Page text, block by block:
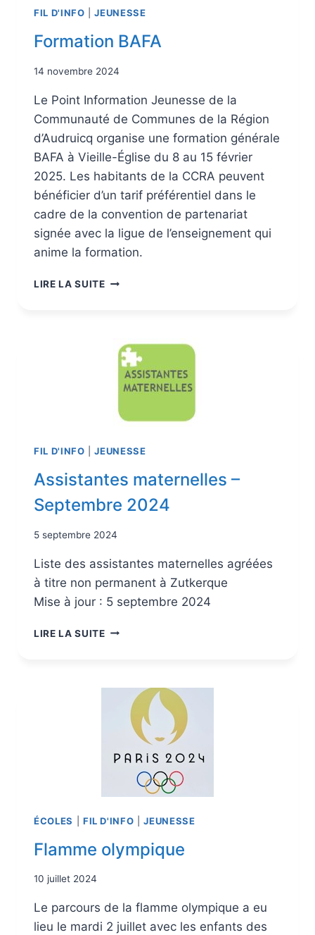
FIL D'INFO |JEUNESSE
Formation BAFA
14 novembre 2024
Le Point Information Jeunesse de la
Communauté de Communes de la Région
d’Audruicq organise une formation générale
BAFA à Vieille-Église du 8 au 15 février
2025. Les habitants de la CCRA peuvent
bénéficier d’un tarif préférentiel dans le
cadre de la convention de partenariat
signée avec la ligue de l’enseignement qui
anime la formation.
LIRE LA SUITE
FIL D'INFO |JEUNESSE
Assistantes maternelles –
Septembre 2024
5 septembre 2024
Liste des assistantes maternelles agréées
à titre non permanent à Zutkerque
Mise à jour : 5 septembre 2024
LIRE LA SUITE
ÉCOLES FIL D'INFO |JEUNESSE
Flamme olympique
10 juillet 2024
Le parcours de la flamme olympique a eu
lieu le mardi 2 juillet avec les enfants des